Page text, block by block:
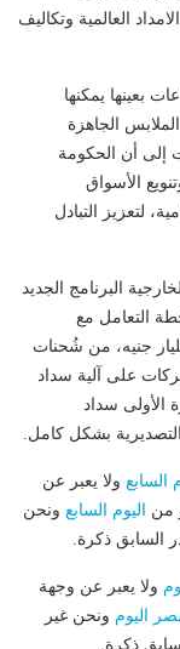
العالمية وتكاليف
بعينها يمكنها
الجاهزة
إلى أن الحكومة
الأسواق
لتعزيز التبادل
البرنامج الجديد
التعامل مع
المتأخرة والتي تبلغ قيمتها حوالي 60 مليار جنيه، من شُحنات
على آلية سداد
الأولى سداد
السابع ولا يعبر عن
من اليوم السابع ونحن
السابق ذكرة.
ولا يعبر عن وجهة
اليوم ونحن غير
ذكرة.